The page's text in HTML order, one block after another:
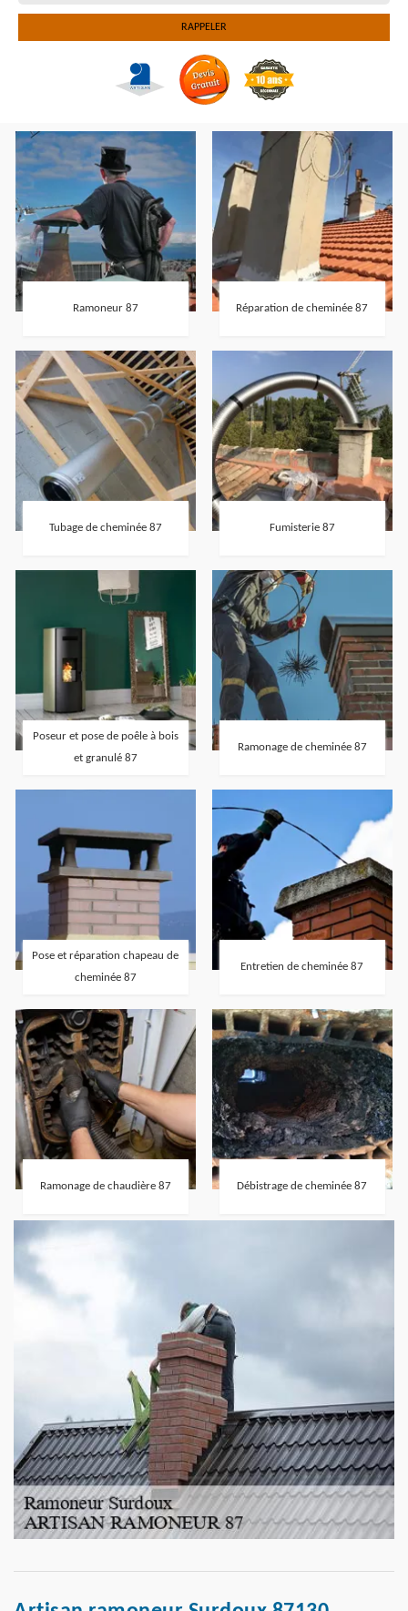
Ramoneur 87 Réparation de cheminée 87
Tubage de cheminée 87 Fumisterie 87
Poseur et pose de poêle à bois
et granulé 87
Ramonage de cheminée 87
Pose et réparation chapeau de
cheminée 87
Entretien de cheminée 87
Ramonage de chaudière 87 Débistrage de cheminée 87